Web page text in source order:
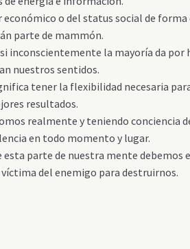
económico o del status social de
parte de mammón.
inconscientemente la mayoría da
nuestros sentidos.
tener la flexibilidad necesaria
resultados.
realmente y teniendo conciencia
en todo momento y lugar.
esta parte de nuestra mente debemos
del enemigo para destruirnos.